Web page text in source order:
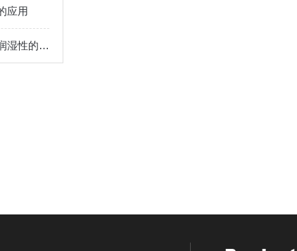
应用
水滴角测定仪：探索材料润湿性的设备